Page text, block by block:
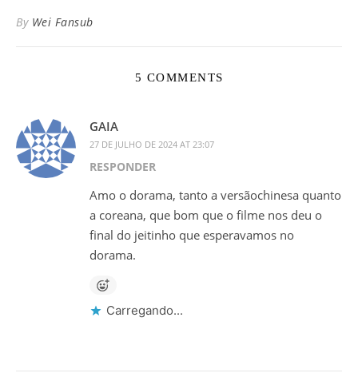
By Wei Fansub
5 COMMENTS
GAIA
27 DE JULHO DE 2024 AT 23:07
RESPONDER
Amo o dorama, tanto a versãochinesa quanto
a coreana, que bom que o filme nos deu o
final do jeitinho que esperavamos no
dorama.
Carregando...